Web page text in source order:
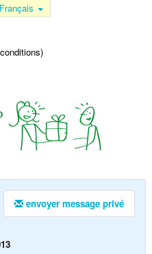
Français
envoyer message privé